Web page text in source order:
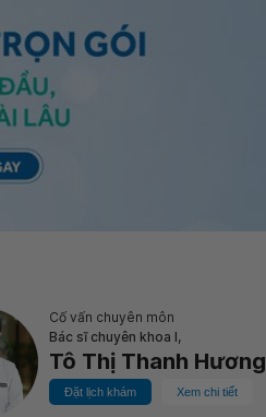
Cố vấn chuyên môn
Bác sĩ chuyên khoa I,
Tô Thị Thanh Hương
Đặt lịch khám Xem chi tiết